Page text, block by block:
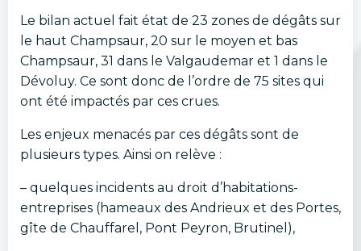
Le bilan actuel fait état de 23 zones de dégâts sur
le haut Champsaur, 20 sur le moyen et bas
Champsaur, 31 dans le Valgaudemar et 1 dans le
Dévoluy. Ce sont donc de l’ordre de 75 sites qui
ont été impactés par ces crues.
Les enjeux menacés par ces dégâts sont de
plusieurs types. Ainsi on relève :
– quelques incidents au droit d’habitations-
entreprises (hameaux des Andrieux et des Portes,
gîte de Chauffarel, Pont Peyron, Brutinel),